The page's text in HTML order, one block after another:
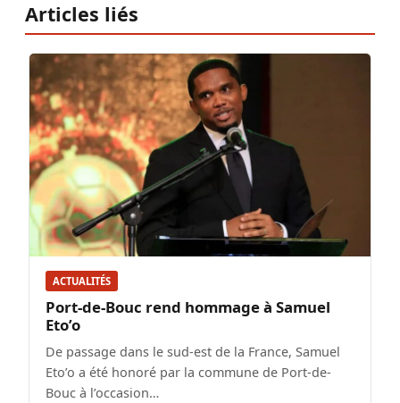
Articles liés
ACTUALITÉS
Port-de-Bouc rend hommage à Samuel
Eto’o
De passage dans le sud-est de la France, Samuel
Eto’o a été honoré par la commune de Port-de-
Bouc à l’occasion…